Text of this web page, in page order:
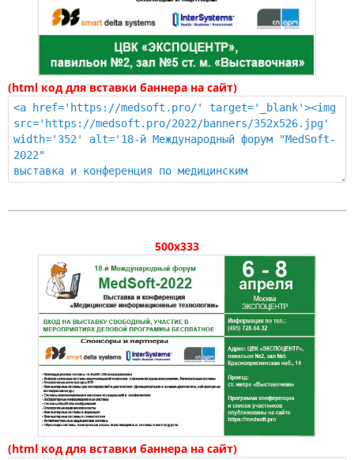
(html код для вставки баннера на сайт)
500x333
(html код для вставки баннера на сайт)